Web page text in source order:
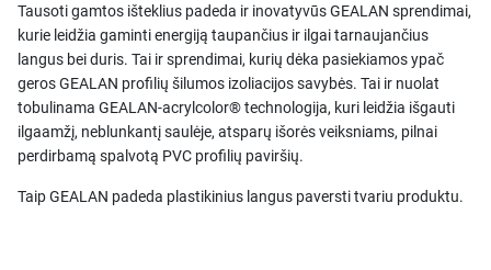
Tausoti gamtos išteklius padeda ir inovatyvūs GEALAN sprendimai,
kurie leidžia gaminti energiją taupančius ir ilgai tarnaujančius
langus bei duris. Tai ir sprendimai, kurių dėka pasiekiamos ypač
geros GEALAN profilių šilumos izoliacijos savybės. Tai ir nuolat
tobulinama GEALAN-acrylcolor® technologija, kuri leidžia išgauti
ilgaamžį, neblunkantį saulėje, atsparų išorės veiksniams, pilnai
perdirbamą spalvotą PVC profilių paviršių.
Taip GEALAN padeda plastikinius langus paversti tvariu produktu.